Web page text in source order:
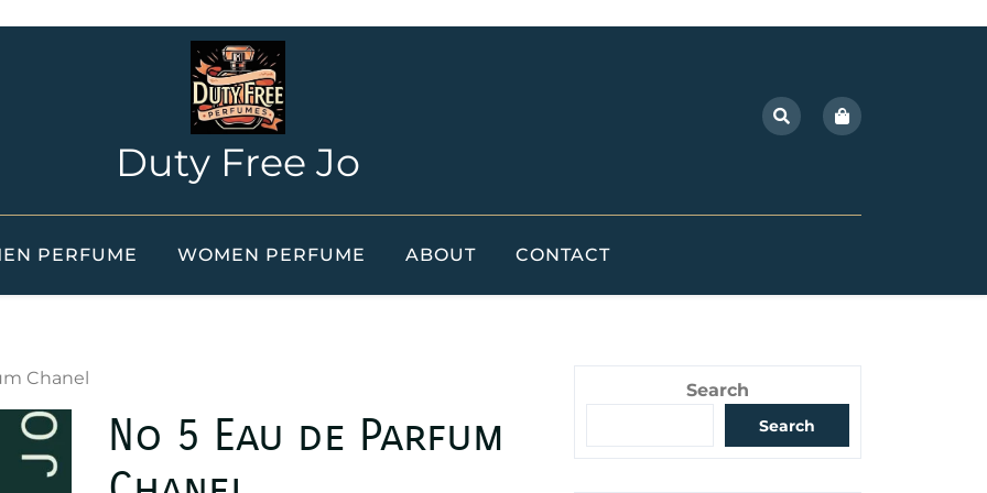
Duty Free Jo
PERFUME WOMEN PERFUME ABOUT CONTACT
Chanel
No 5 Eau de Parfum
Search
Search